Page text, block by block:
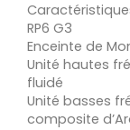
RP6 G3
Enceinte de
Unité hautes
fluidé
Unité basses
composite